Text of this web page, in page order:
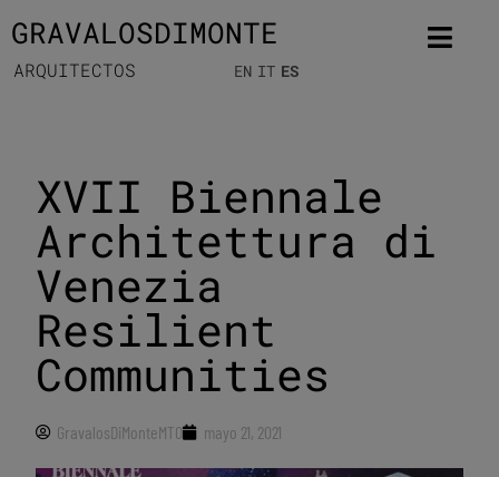
GRAVALOSDIMONTE
ARQUITECTOS EN IT ES
XVII Biennale
Architettura di
Venezia
Resilient
Communities
GravalosDiMonteMTO mayo 21, 2021